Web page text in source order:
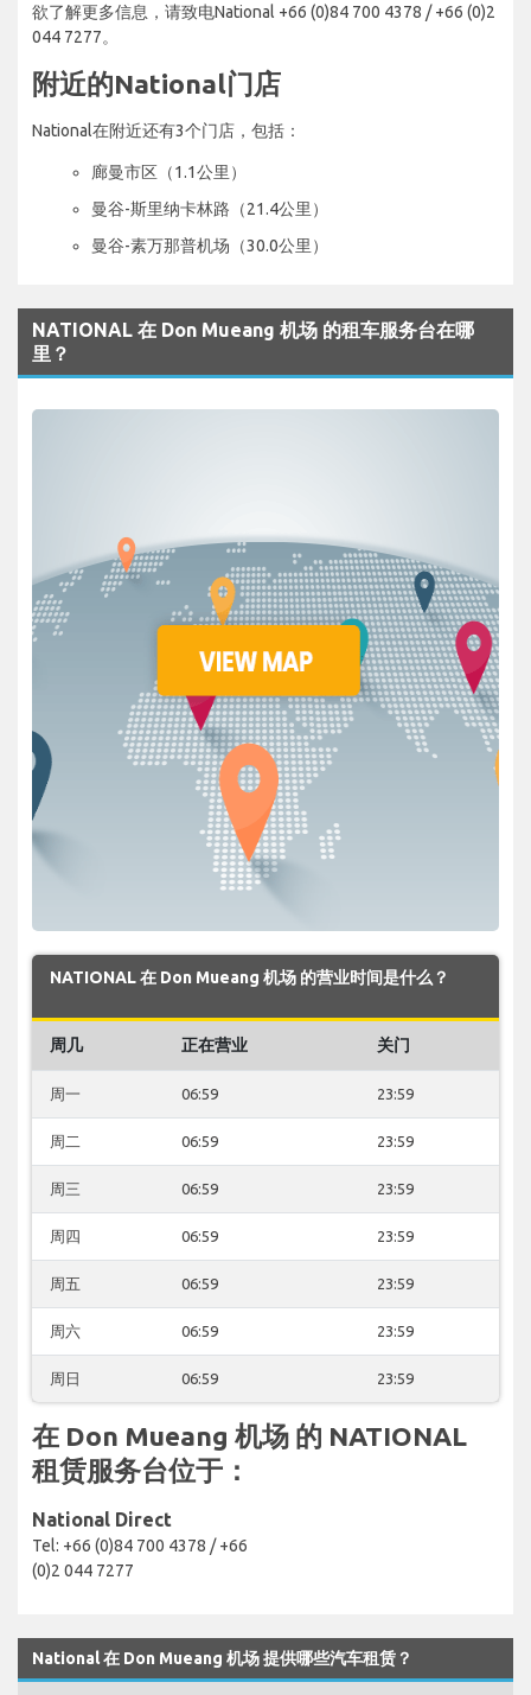
欲了解更多信息，请致电National +66 (0)84 700 4378 / +66 (0)2
044 7277。
附近的National门店
National在附近还有3个门店，包括：
廊曼市区（1.1公里）
曼谷-斯里纳卡林路（21.4公里）
曼谷-素万那普机场（30.0公里）
NATIONAL 在 Don Mueang 机场 的租车服务台在哪
里？
NATIONAL 在 Don Mueang 机场 的营业时间是什么？
周几 正在营业 关门
周一 06:59 23:59
周二 06:59 23:59
周三 06:59 23:59
周四 06:59 23:59
周五 06:59 23:59
周六 06:59 23:59
周日 06:59 23:59
在 Don Mueang 机场 的 NATIONAL
租赁服务台位于：
National Direct
Tel: +66 (0)84 700 4378 / +66
(0)2 044 7277
National 在 Don Mueang 机场 提供哪些汽车租赁？